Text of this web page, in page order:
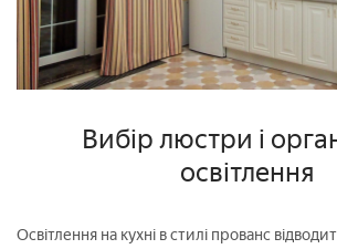
Вибір люстри і
освітлення
Освітлення на кухні в стилі прованс